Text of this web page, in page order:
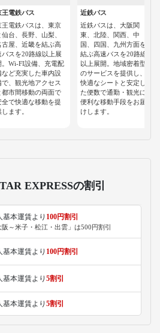
王電鉄バス
王電鉄バスは、東京
仙台、長野、山梨、
古屋、近畿を結ぶ高
バスを20路線以上展
。Wi-FI設備、充電配
など充実した車内設
で、観光地アクセス
都市間移動の両面で
全で快適な移動を提
します。
近鉄バス
近鉄バスは、大阪関
東、北陸、関西、中
国、四国、九州方面を
結ぶ高速バスを20路線
以上展開。地域密着型
のサービスを提供し、
快適なシートと安定し
た便数で通勤・観光に
便利な移動手段をお届
けします。
EXPRESSの割引
基本運賃より 100円割引
阪～米子・松江・出雲」は500円割引
基本運賃より 100円割引
基本運賃より 5割引
基本運賃より 5割引